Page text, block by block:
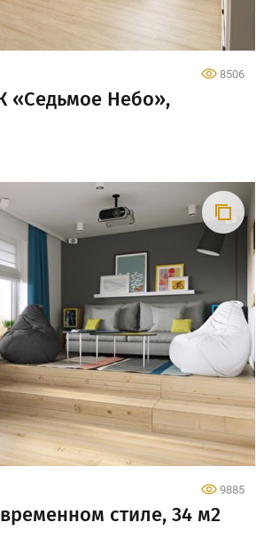
8506
«Седьмое Небо»,
9885
стиле, 34 м2